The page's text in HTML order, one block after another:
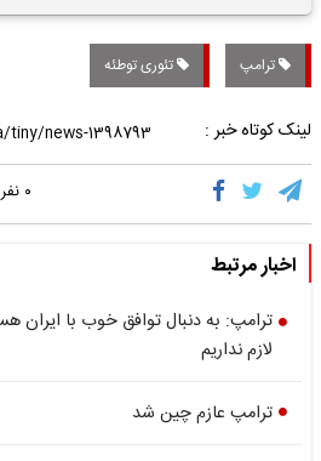
ترامپ تئوری توطئه
لینک کوتاه خبر :
۰
اخبار مرتبط
ترامپ: به دنبال توافق خوب با
لازم نداریم
ترامپ عازم چین شد